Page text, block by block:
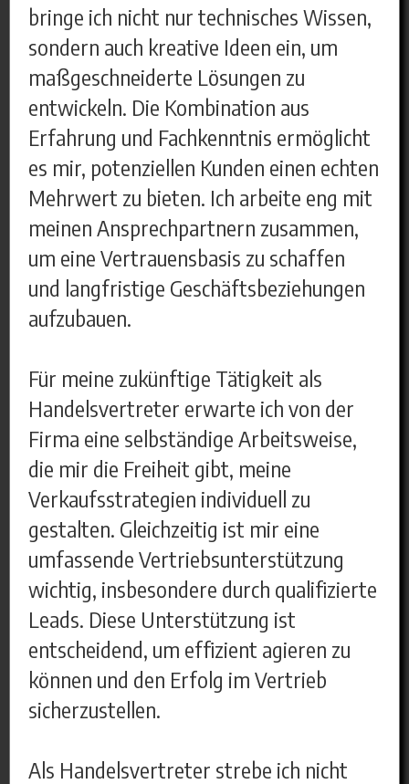
bringe ich nicht nur technisches Wissen,
sondern auch kreative Ideen ein, um
maßgeschneiderte Lösungen zu
entwickeln. Die Kombination aus
Erfahrung und Fachkenntnis ermöglicht
es mir, potenziellen Kunden einen echten
Mehrwert zu bieten. Ich arbeite eng mit
meinen Ansprechpartnern zusammen,
um eine Vertrauensbasis zu schaffen
und langfristige Geschäftsbeziehungen
aufzubauen.
Für meine zukünftige Tätigkeit als
Handelsvertreter erwarte ich von der
Firma eine selbständige Arbeitsweise,
die mir die Freiheit gibt, meine
Verkaufsstrategien individuell zu
gestalten. Gleichzeitig ist mir eine
umfassende Vertriebsunterstützung
wichtig, insbesondere durch qualifizierte
Leads. Diese Unterstützung ist
entscheidend, um effizient agieren zu
können und den Erfolg im Vertrieb
sicherzustellen.
Als Handelsvertreter strebe ich nicht